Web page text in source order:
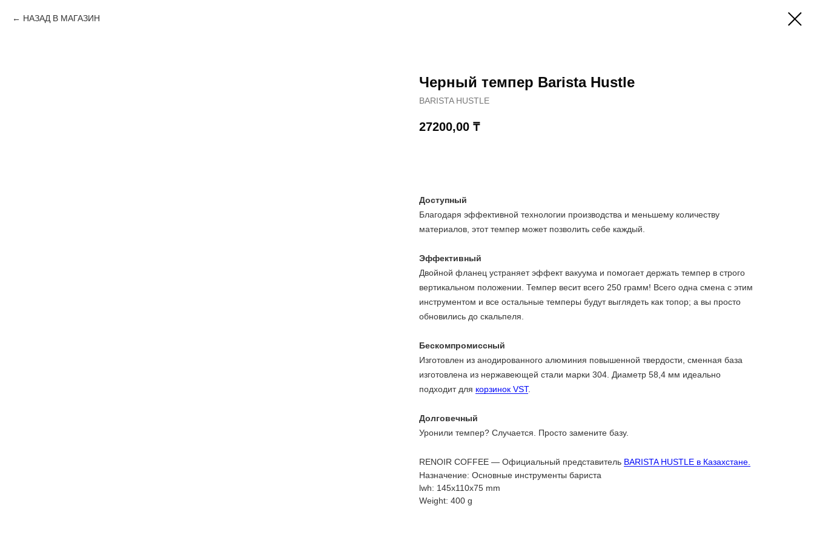
НАЗАД В МАГАЗИН
Черный темпер Barista Hustle
BARISTA HUSTLE
27200,00 ₸
Доступный
Благодаря эффективной технологии производства и меньшему количеству
материалов, этот темпер может позволить себе каждый.
Эффективный
Двойной фланец устраняет эффект вакуума и помогает держать темпер в строго
вертикальном положении. Темпер весит всего 250 грамм! Всего одна смена с этим
инструментом и все остальные темперы будут выглядеть как топор; а вы просто
обновились до скальпеля.
Бескомпромиссный
Изготовлен из анодированного алюминия повышенной твердости, сменная база
изготовлена из нержавеющей стали марки 304. Диаметр 58,4 мм идеально
подходит для корзинок VST.
Долговечный
Уронили темпер? Случается. Просто замените базу.
RENOIR COFFEE — Официальный представитель BARISTA HUSTLE в Казахстане.
Назначение: Основные инструменты бариста
lwh: 145x110x75 mm
Weight: 400 g